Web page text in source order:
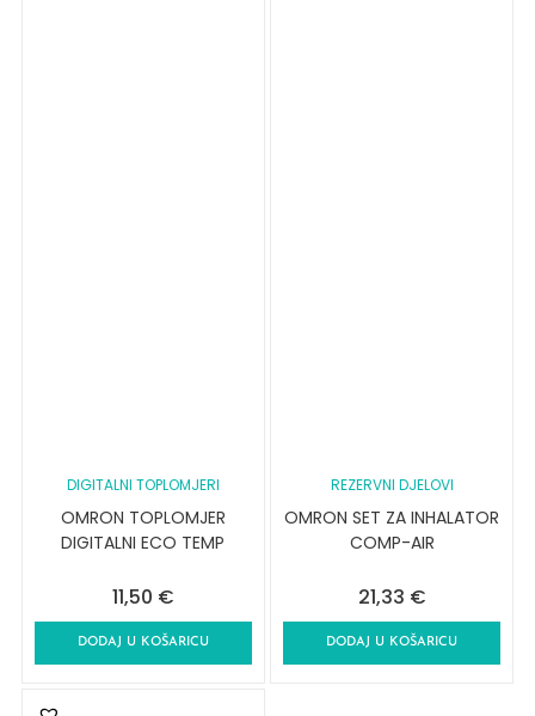
DIGITALNI TOPLOMJERI
OMRON TOPLOMJER
DIGITALNI ECO TEMP
11,50 €
DODAJ U KOŠARICU
REZERVNI DJELOVI
OMRON SET ZA INHALATOR
COMP-AIR
21,33 €
DODAJ U KOŠARICU